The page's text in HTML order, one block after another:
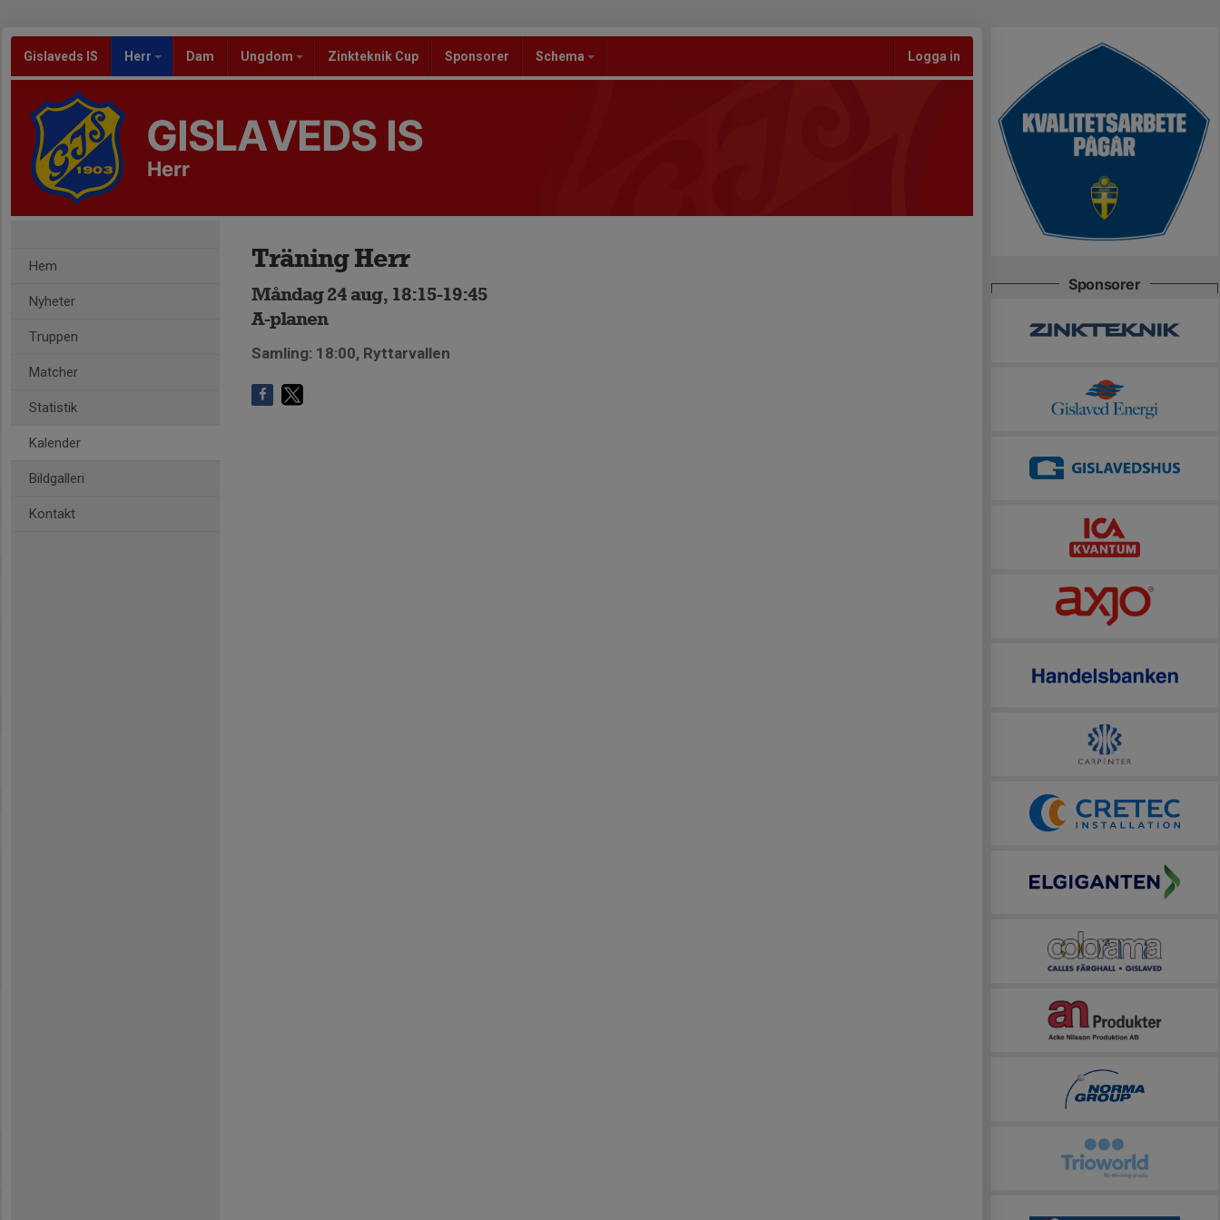
Gislaveds IS Herr Dam Ungdom Zinkteknik Cup Sponsorer Schema Logga in
GISLAVEDS IS
Herr
Hem
Nyheter
Truppen
Matcher
Statistik
Kalender
Bildgalleri
Kontakt
Träning Herr
Måndag 24 aug, 18:15-19:45
A-planen
Samling: 18:00, Ryttarvallen
Sponsorer